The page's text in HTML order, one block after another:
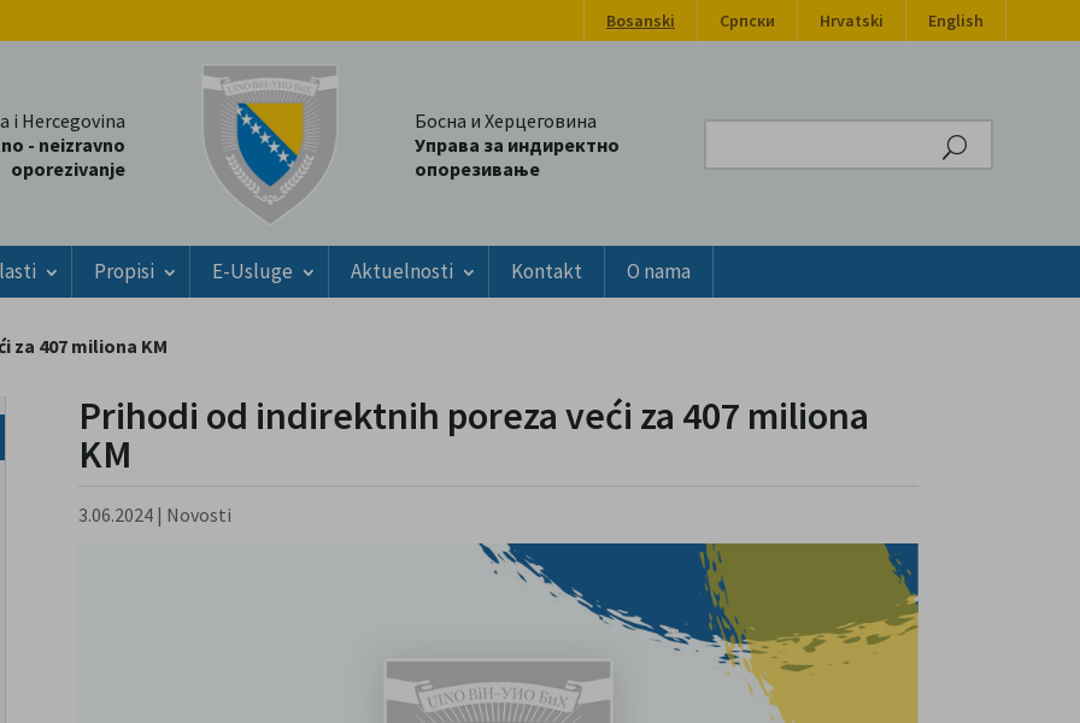
Bosanski Српски Hrvatski English
i Hercegovina
- neizravno
oporezivanje
Босна и Херцеговина
Управа за индиректно
опорезивање
Propisi E-Usluge Aktuelnosti Kontakt O nama
za 407 miliona KM
Prihodi od indirektnih poreza veći za 407 miliona
KM
3.06.2024| Novosti